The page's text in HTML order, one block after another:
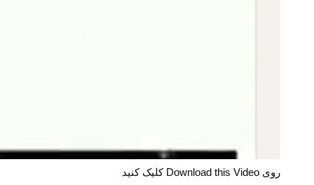
روی Download this Video کلیک کنید